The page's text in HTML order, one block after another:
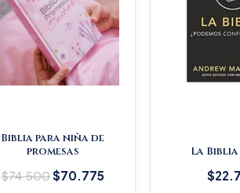
Biblia para niña de
promesas
$74.500$70.775
La
$